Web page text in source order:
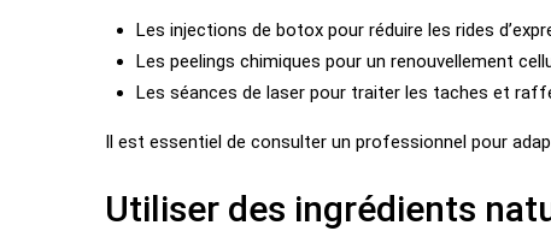
Les injections de botox pour réduire les rides
Les peelings chimiques pour un renouvellement
Les séances de laser pour traiter les taches et
Il est essentiel de consulter un professionnel pour
Utiliser des ingrédients